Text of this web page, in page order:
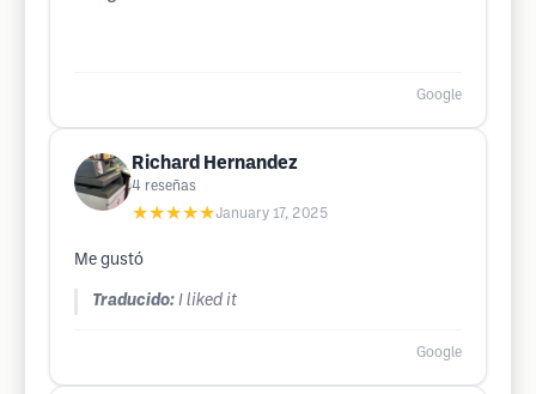
Google
Richard Hernandez
4 reseñas
★★★★★January 17, 2025
Me gustó
Traducido: I liked it
Google